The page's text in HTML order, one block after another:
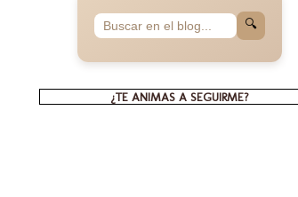
🔍
¿TE ANIMAS A SEGUIRME?